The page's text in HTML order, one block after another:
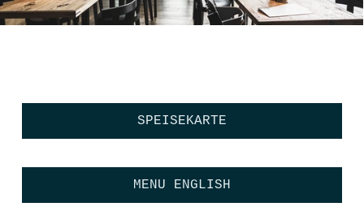
MENU ENGLISH
SPEISEKARTE